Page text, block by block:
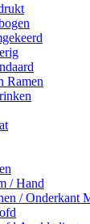
Ramen
/ Hand
/ Onderkant